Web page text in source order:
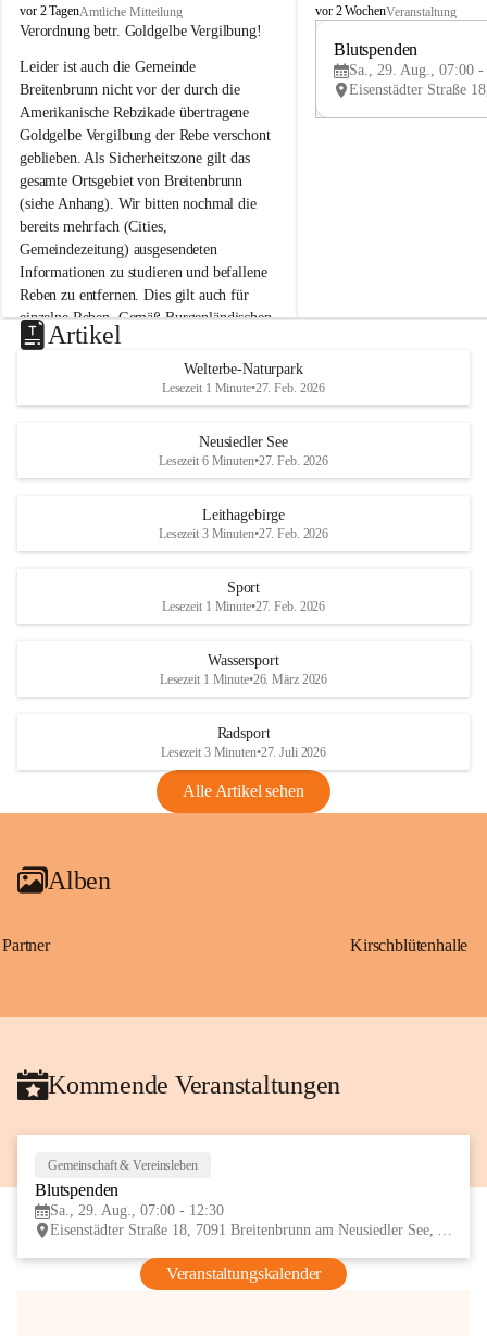
B
r
i
t
e
n
b
r
u
n
n
a
m
N
e
u
s
d
S
vor 2 TagenAmtliche Mitteilung
Verordnung betr. Goldgelbe Vergilbung!
Leider ist auch die Gemeinde
Breitenbrunn nicht vor der durch die
Amerikanische Rebzikade übertragene
Goldgelbe Vergilbung der Rebe verschont
geblieben. Als Sicherheitszone gilt das
gesamte Ortsgebiet von Breitenbrunn
(siehe Anhang). Wir bitten nochmal die
bereits mehrfach (Cities,
Gemeindezeitung) ausgesendeten
Informationen zu studieren und befallene
Reben zu entfernen. Dies gilt auch für
einzelne Reben. Gemäß Burgenländischen
Weinbaugesetz sind nicht gepflegte oder
unzulässige Weingärten zu roden! Bitte
helfen wir zusammen um unsere Winzer
vor den prognostizierten Ernteausfällen
und den daraus folgenden wirtschaftlichen
Maßnahmen zur Bekämpfung
Rebe und der Amerikanischen
Anhang VBl. EU Nr. 18
1 Seite•1,4 MB
VBl. EU Nr. 18_2026
B
e
u
e
d
r
S
vor 2 WochenVeranstaltung
Blutspenden
Sa., 29. Aug., 07:00 -
Artikel
Welterbe-Naturpark
Lesezeit 1 Minute•27. Feb. 2026
Neusiedler See
Lesezeit 6 Minuten•27. Feb. 2026
Leithagebirge
Lesezeit 3 Minuten•27. Feb. 2026
Sport
Lesezeit 1 Minute•27. Feb. 2026
Wassersport
Lesezeit 1 Minute•26. März 2026
Radsport
Lesezeit 3 Minuten•27. Juli 2026
Alle Artikel sehen
Alben
Partner Kirschblütenhalle
Kommende Veranstaltungen
Gemeinschaft & Vereinsleben
Blutspenden
Sa., 29. Aug., 07:00 - 12:30
Eisenstädter Straße 18, 7091 Breitenbrunn am Neusiedler See, AUT
Veranstaltungskalender